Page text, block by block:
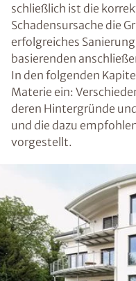
schließlich ist die
Schadensursache die
erfolgreiches
basierenden
In den folgenden
Materie ein:
deren Hintergründe
und die dazu
vorgestellt.